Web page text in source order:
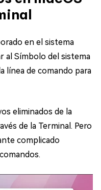
en el sistema
al Símbolo del sistema
línea de comando para
eliminados de la
de la Terminal. Pero
complicado